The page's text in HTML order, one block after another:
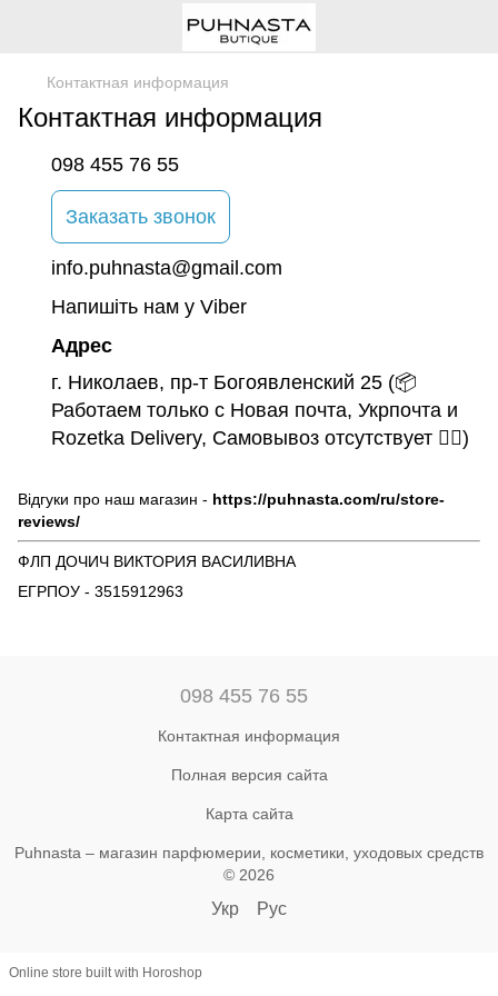
Контактная информация
Контактная информация
098 455 76 55
Заказать звонок
info.puhnasta@gmail.com
Напишіть нам у Viber
Адрес
г. Николаев, пр-т Богоявленский 25 (📦
Работаем только с Новая почта, Укрпочта и
Rozetka Delivery, Самовывоз отсутствует 🙅‍♀️)
Відгуки про наш магазин - https://puhnasta.com/ru/store-
reviews/
ФЛП ДОЧИЧ ВИКТОРИЯ ВАСИЛИВНА
ЕГРПОУ - 3515912963
098 455 76 55
Контактная информация
Полная версия сайта
Карта сайта
Puhnasta – магазин парфюмерии, косметики, уходовых средств
© 2026
Укр Рус
Online store built with Horoshop